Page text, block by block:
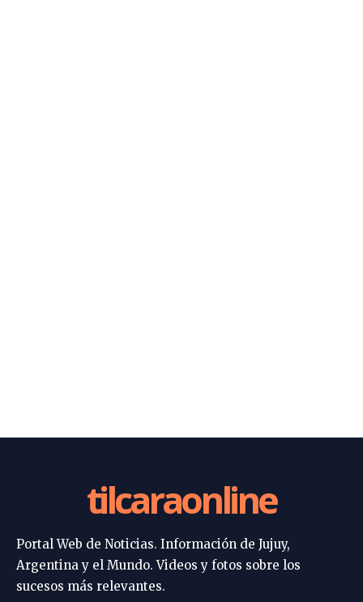
tilcaraonline
Portal Web de Noticias. Información de Jujuy,
Argentina y el Mundo. Videos y fotos sobre los
sucesos más relevantes.